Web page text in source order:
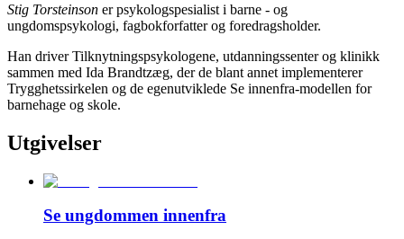
Stig Torsteinson er psykologspesialist i barne - og
ungdomspsykologi, fagbokforfatter og foredragsholder.
Han driver Tilknytningspsykologene, utdanningssenter og klinikk
sammen med Ida Brandtzæg, der de blant annet implementerer
Trygghetssirkelen og de egenutviklede Se innenfra-modellen for
barnehage og skole.
Utgivelser
Se ungdommen innenfra